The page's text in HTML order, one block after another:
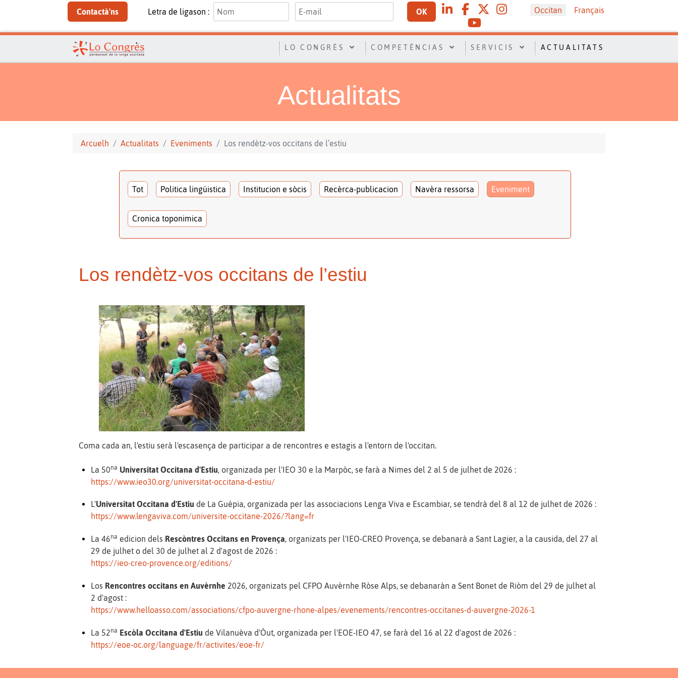
Contactà'ns Letra de ligason : OK Sélectionnez votre langue
Occitan Français
LO CONGRÈS COMPETÉNCIAS SERVICIS ACTUALITATS
Actualitats
Arcuelh Actualitats Eveniments Los rendètz-vos occitans de l’estiu
Tot Politica lingüistica Institucion e sòcis Recèrca-publicacion Navèra ressorsa Eveniment
Cronica toponimica
Los rendètz-vos occitans de l’estiu
Coma cada an, l'estiu serà l'escasença de participar a de rencontres e estagis a l'entorn de l'occitan.
La 50na Universitat Occitana d'Estiu , organizada per l'IEO 30 e la Marpòc, se farà a Nimes del 2 al 5 de julhet de 2026 :
https://www.ieo30.org/universitat-occitana-d-estiu/
L'Universitat Occitana d'Estiu de La Guépia, organizada per las associacions Lenga Viva e Escambiar, se tendrà del 8 al 12 de julhet de 2026 :
https://www.lengaviva.com/universite-occitane-2026/?lang=fr
La 46na edicion dels Rescòntres Occitans en Provença, organizats per l'IEO-CREO Provença, se debanarà a Sant Lagier, a la causida, del 27 al
29 de julhet o del 30 de julhet al 2 d'agost de 2026 :
https://ieo-creo-provence.org/editions/
Los Rencontres occitans en Auvèrnhe 2026, organizats pel CFPO Auvèrnhe Ròse Alps, se debanaràn a Sent Bonet de Riòm del 29 de julhet al
2 d'agost :
https://www.helloasso.com/associations/cfpo-auvergne-rhone-alpes/evenements/rencontres-occitanes-d-auvergne-2026-1
La 52na Escòla Occitana d'Estiu de Vilanuèva d'Òut, organizada per l'EOE-IEO 47, se farà del 16 al 22 d'agost de 2026 :
https://eoe-oc.org/language/fr/activites/eoe-fr/